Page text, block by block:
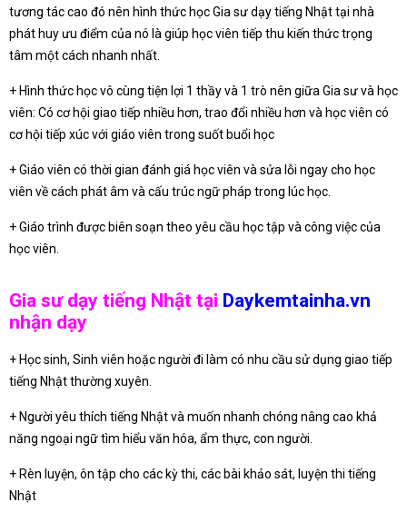
tương tác cao đó nên hình thức học Gia sư dạy tiếng Nhật tại nhà
phát huy ưu điểm của nó là giúp học viên tiếp thu kiến thức trọng
tâm một cách nhanh nhất.
+ Hình thức học vô cùng tiện lợi 1 thầy và 1 trò nên giữa Gia sư và học
viên: Có cơ hội giao tiếp nhiều hơn, trao đổi nhiều hơn và học viên có
cơ hội tiếp xúc với giáo viên trong suốt buổi học
+ Giáo viên có thời gian đánh giá học viên và sửa lỗi ngay cho học
viên về cách phát âm và cấu trúc ngữ pháp trong lúc học.
+ Giáo trình được biên soạn theo yêu cầu học tập và công việc của
học viên.
Gia sư dạy tiếng Nhật tại Daykemtainha.vn
nhận dạy
+ Học sinh, Sinh viên hoặc người đi làm có nhu cầu sử dụng giao tiếp
tiếng Nhật thường xuyên.
+ Người yêu thích tiếng Nhật và muốn nhanh chóng nâng cao khả
năng ngoại ngữ tìm hiểu văn hóa, ẩm thực, con người.
+ Rèn luyện, ôn tập cho các kỳ thi, các bài khảo sát, luyện thi tiếng
Nhật